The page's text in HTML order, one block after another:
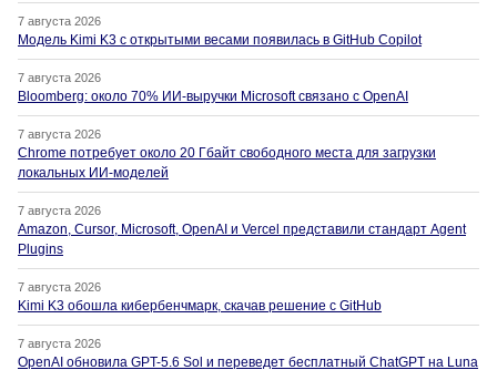
7 августа 2026
Модель Kimi K3 с открытыми весами появилась в GitHub Copilot
7 августа 2026
Bloomberg: около 70% ИИ-выручки Microsoft связано с OpenAI
7 августа 2026
Chrome потребует около 20 Гбайт свободного места для загрузки
локальных ИИ-моделей
7 августа 2026
Amazon, Cursor, Microsoft, OpenAI и Vercel представили стандарт Agent
Plugins
7 августа 2026
Kimi K3 обошла кибербенчмарк, скачав решение с GitHub
7 августа 2026
OpenAI обновила GPT-5.6 Sol и переведет бесплатный ChatGPT на Luna